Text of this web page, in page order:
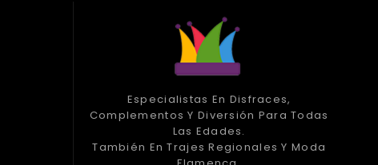
Especialistas En Disfraces,
Complementos Y Diversión Para Todas
Las Edades.
También En Trajes Regionales Y Moda